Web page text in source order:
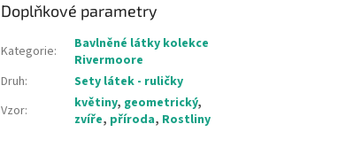
Doplňkové parametry
Kategorie:
Bavlněné látky kolekce
Rivermoore
Druh:
Sety látek - ruličky
Vzor: květiny, geometrický,
zvíře, příroda, Rostliny